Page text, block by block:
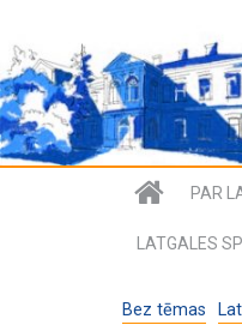
PAR
LATGALES
Bez tēmas